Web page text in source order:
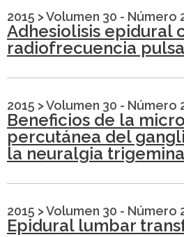
2015 >Volumen 30 - Número
Adhesiolisis epidural
radiofrecuencia
2015 >Volumen 30 - Número
Beneficios de la
percutánea del
la neuralgia
2015 >Volumen 30 - Número
Epidural lumbar